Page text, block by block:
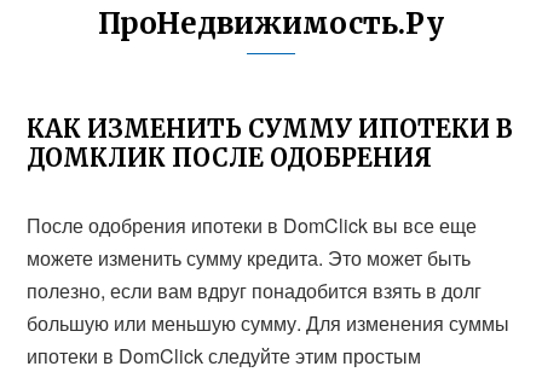
ПроНедвижимость.Ру
КАК ИЗМЕНИТЬ СУММУ ИПОТЕКИ В
ДОМКЛИК ПОСЛЕ ОДОБРЕНИЯ
После одобрения ипотеки в DomClick вы все еще
можете изменить сумму кредита. Это может быть
полезно, если вам вдруг понадобится взять в долг
большую или меньшую сумму. Для изменения суммы
ипотеки в DomClick следуйте этим простым